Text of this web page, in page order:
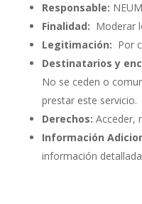
Responsable:
Finalidad: Moderar
Legitimación: Por
Destinatarios y
No se ceden o
prestar este servicio.
Derechos: Acceder,
Información
información